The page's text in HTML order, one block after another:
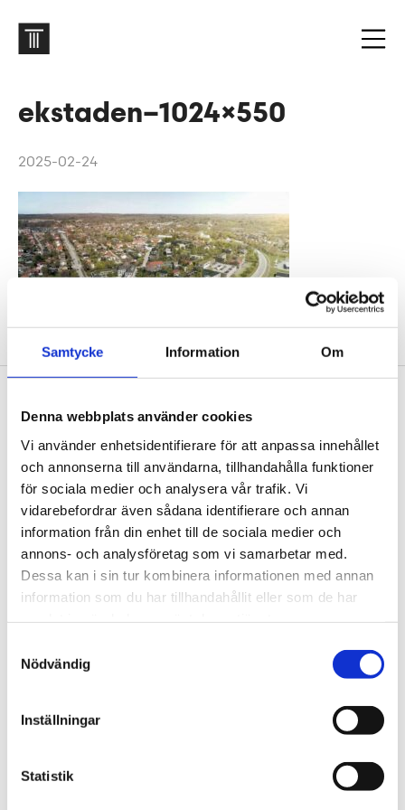
Samtycke Information Om
Denna webbplats använder cookies
Vi använder enhetsidentifierare för att anpassa innehållet
och annonserna till användarna, tillhandahålla funktioner
för sociala medier och analysera vår trafik. Vi
vidarebefordrar även sådana identifierare och annan
information från din enhet till de sociala medier och
annons- och analysföretag som vi samarbetar med.
Dessa kan i sin tur kombinera informationen med annan
information som du har tillhandahållit eller som de har
Nödvändig
Inställningar
Statistik
ekstaden–1024×550
2025-02-24
Footer
Contact us
Welcome to Tengbom! Whatever your question or
enquiry, we look forward to hearing from you.
We are Tengbom
We create sustainable and beautiful architecture
that strenghtens our clients as well as our society.
We are always looking for more people who want to
Through our ecosystem of services, we can create